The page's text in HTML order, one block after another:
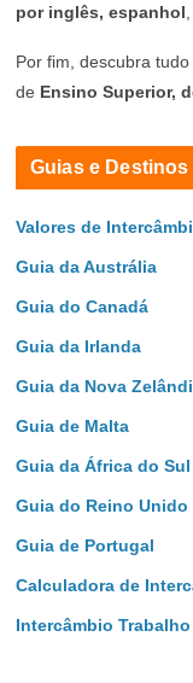
por inglês, espanhol
Por fim, descubra
de Ensino Superior,
Guias e
Valores de
Guia da Austrália
Guia do Canadá
Guia da Irlanda
Guia da Nova
Guia de Malta
Guia da África do Sul
Guia do Reino Unido
Guia de Portugal
Calculadora de
Intercâmbio